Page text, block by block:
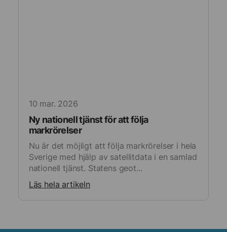
10 mar. 2026
Ny nationell tjänst för att följa
markrörelser
Nu är det möjligt att följa markrörelser i hela
Sverige med hjälp av satellitdata i en samlad
nationell tjänst. Statens geot...
Läs hela artikeln